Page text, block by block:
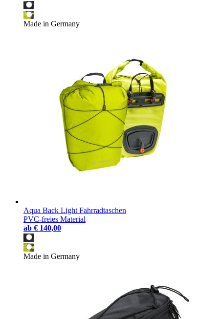
Made in Germany
Aqua Back Light Fahrradtaschen
PVC-freies Material
ab € 140,00
Made in Germany